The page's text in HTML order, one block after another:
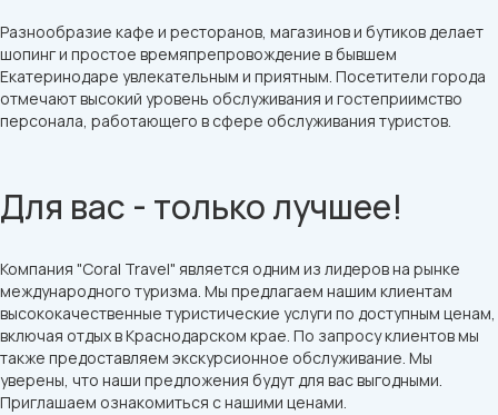
Разнообразие кафе и ресторанов, магазинов и бутиков делает
шопинг и простое времяпрепровождение в бывшем
Екатеринодаре увлекательным и приятным. Посетители города
отмечают высокий уровень обслуживания и гостеприимство
персонала, работающего в сфере обслуживания туристов.
Для вас - только лучшее!
Компания "Coral Travel" является одним из лидеров на рынке
международного туризма. Мы предлагаем нашим клиентам
высококачественные туристические услуги по доступным ценам,
включая отдых в Краснодарском крае. По запросу клиентов мы
также предоставляем экскурсионное обслуживание. Мы
уверены, что наши предложения будут для вас выгодными.
Приглашаем ознакомиться с нашими ценами.